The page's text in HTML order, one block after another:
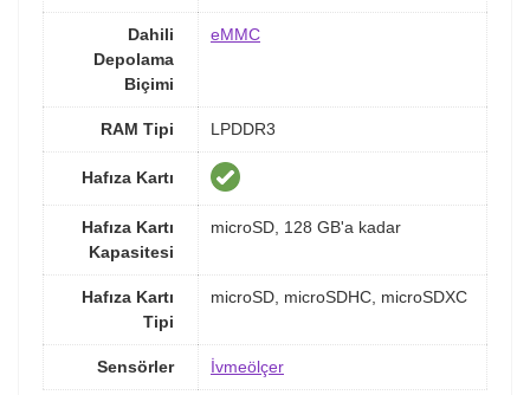
Dahili
Depolama
Biçimi
eMMC
RAM Tipi LPDDR3
Hafıza Kartı
Hafıza Kartı
Kapasitesi
microSD, 128 GB'a kadar
Hafıza Kartı
Tipi
microSD, microSDHC, microSDXC
Sensörler İvmeölçer